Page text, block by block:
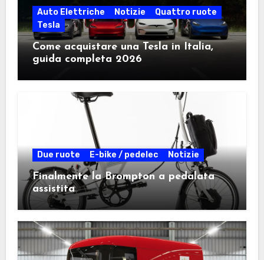
Auto Elettriche Notizie
Quattro ruote
Tesla
Come acquistare una Tesla in Italia,
guida completa 2026
Due ruote E-bike / pedelec Notizie
Finalmente la Brompton a pedalata
assistita